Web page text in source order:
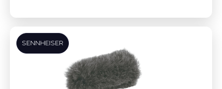
SENNHEISER